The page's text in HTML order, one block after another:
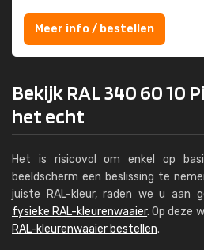
Meer info / bestellen
Bekijk RAL 340 60 10
het echt
Het is risicovol om enkel op
beeldscherm een beslissing te
juiste RAL-kleur, raden we u aan
fysieke RAL-kleurenwaaier. Op deze
RAL-kleurenwaaier bestellen.